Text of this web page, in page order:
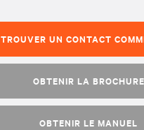
TROUVER UN CONTACT
OBTENIR LA BROCHURE
OBTENIR LE MANUEL